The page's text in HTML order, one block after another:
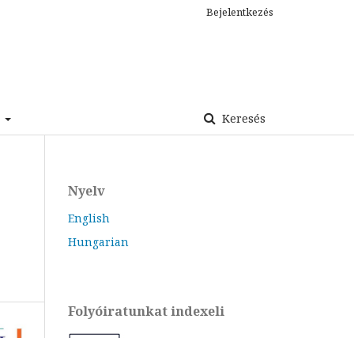
Keresés
Bejelentkezés
Nyelv
English
Hungarian
Folyóiratunkat indexeli